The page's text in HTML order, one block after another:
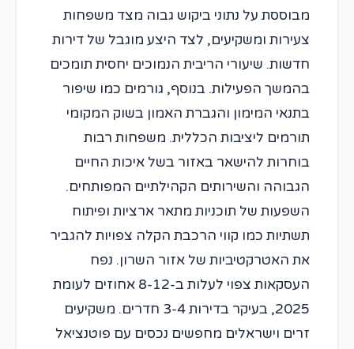
מבוססת על נתוני ביקוש גבוה מצד משפחות
צעירות ומשקיעים, לצד היצע מוגבל של דירות
חדשות. שיעורי הריבית הנמוכים יחסית תומכים
בהמשך הפעילות. בנוסף, גורמים כמו שיפור
בתנאי המימון והגברת האמון בשוק המקומי
תורמים ליציבות הכללית. משפחות רבות
בוחרות להישאר באזור בשל איכות החיים
הגבוהה והשירותים הקהילתיים המפותחים.
השפעות של תוכניות מתאר ארציות ופיתוח
תשתיות כמו קווי הרכבת הקלה צפויות להגביר
את האטרקטיביות של אזור השרון. נפח
העסקאות צפוי לעלות ב-8-12 אחוזים לעומת
2025, בעיקר בדירות 3-4 חדרים. משקיעים
זרים וישראלים מחפשים נכסים עם פוטנציאל